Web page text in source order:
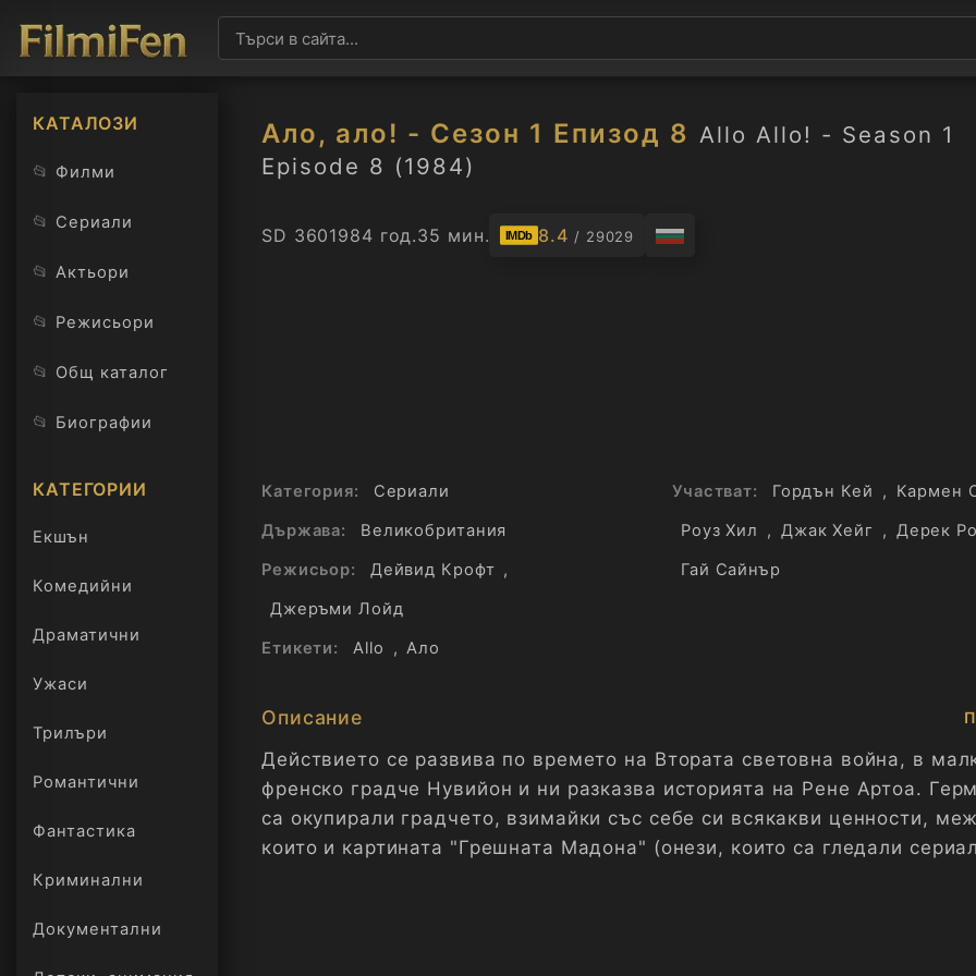
КАТАЛОЗИ
📂 Филми
📂 Сериали
📂 Актьори
📂 Режисьори
📂 Общ каталог
📂 Биографии
КАТЕГОРИИ
Екшън
Комедийни
Драматични
Ужаси
Трилъри
онлайн
Романтични
Фантастика
Криминални
Документални
Ало, ало! - Сезон 1 Епизод 8 Allo Allo! - Season 1
Episode 8 (1984)
SD 3601984 год.35 мин. IMDb 8.4 / 29029
Категория:
Сериали
Държава:
Великобритания
Режисьор:
Дейвид Крофт ,
Джеръми Лойд
Етикети:
Allo , Ало
Участват: Гордън Кей , Кармен
Роуз Хил
, Джак Хейг , Дерек
Гай Сайнър
Описание
Действието се развива по времето на Втората световна война, в
френско градче Нувийон и ни разказва историята на Рене Артоа.
са окупирали градчето, взимайки със себе си всякакви ценности,
които и картината "Грешната Мадона" (онези, които са гледали